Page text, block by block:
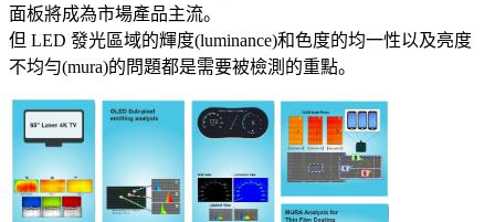
面板將成為市場產品主流。
但 LED 發光區域的輝度(luminance)和色度的均一性以及亮度
不均勻(mura)的問題都是需要被檢測的重點。